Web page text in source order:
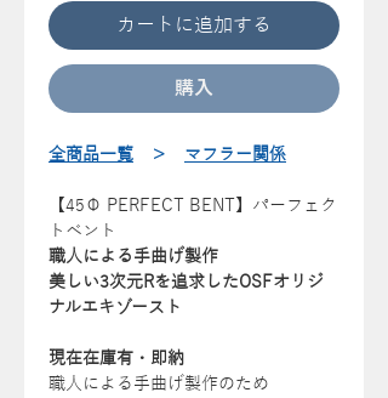
カートに追加する
購入
全商品一覧 ＞ マフラー関係
【45Φ PERFECT BENT】パーフェク
トベント
職人による手曲げ製作
美しい3次元Rを追求したOSFオリジ
ナルエキゾースト
現在在庫有・即納
職人による手曲げ製作のため